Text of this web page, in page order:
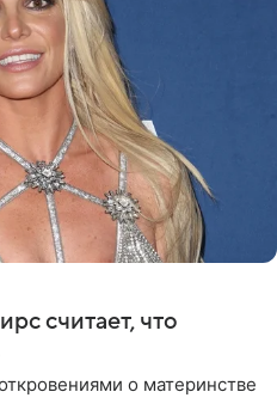
считает, что
о материнстве